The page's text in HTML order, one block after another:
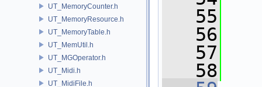
UT_MemoryCounter.h
UT_MemoryResource.h
UT_MemoryTable.h
UT_MemUtil.h
UT_MGOperator.h
UT_Midi.h
UT_MidiFile.h
   55
   56
   57
   58